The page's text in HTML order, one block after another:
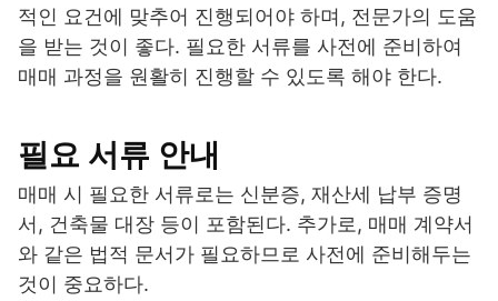
적인 요건에 맞추어 진행되어야 하며, 전문가의 도움
을 받는 것이 좋다. 필요한 서류를 사전에 준비하여
매매 과정을 원활히 진행할 수 있도록 해야 한다.
필요 서류 안내
매매 시 필요한 서류로는 신분증, 재산세 납부 증명
서, 건축물 대장 등이 포함된다. 추가로, 매매 계약서
와 같은 법적 문서가 필요하므로 사전에 준비해두는
것이 중요하다.